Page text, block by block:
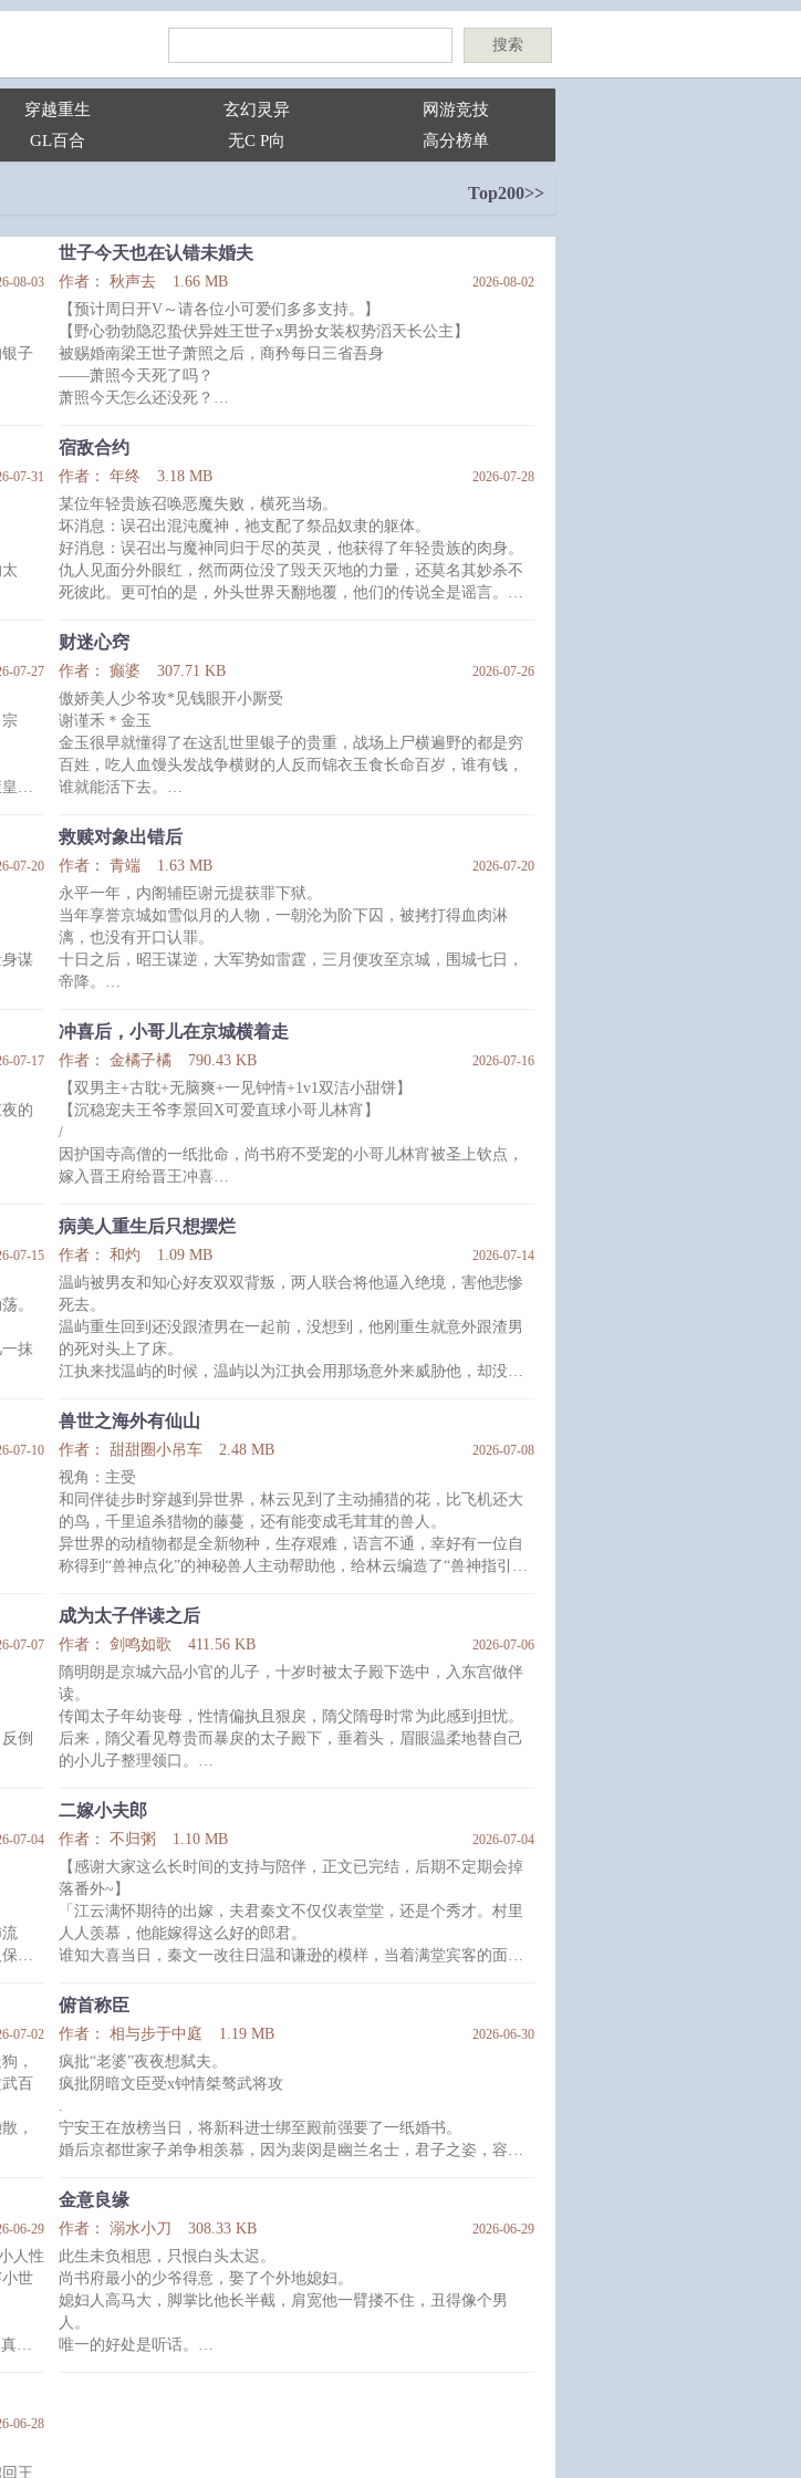
搜索
穿越重生 玄幻灵异
网游竞技
GL百合 无C P向 高分榜单
Top200>>
08-03
子
自
目
世子今天也在认错未婚夫
作者： 秋声去 1.66 MB 2026-08-02
【预计周日开V～请各位小可爱们多多支持。】
【野心勃勃隐忍蛰伏异姓王世子x男扮女装权势滔天长公主】
被赐婚南梁王世子萧照之后，商矜每日三省吾身
——萧照今天死了吗？
萧照今天怎么还没死？
*
商矜身份贵重，是手握煊赫权柄的长公主，醉心弄权。
——谁想夺他权位、抢他江山，他就要谁死。
萧照才智卓绝，是野心勃勃的异姓王世子，盘踞南梁。
——谁敢阻他霸业、 拦他皇途，他就要谁死。
这样的两个人，被定宁七年冬月的一道赐婚圣旨绑在了一起——
天家许嫁清河长公主商矜，赐婚南梁王
07-31
篡
光
宿敌合约
作者： 年终 3.18 MB 2026-07-28
某位年轻贵族召唤恶魔失败，横死当场。
坏消息：误召出混沌魔神，祂支配了祭品奴隶的躯体。
好消息：误召出与魔神同归于尽的英灵，他获得了年轻贵族的肉身。
仇人见面分外眼红，然而两位没了毁天灭地的力量，还莫名其妙杀不
死彼此。更可怕的是，外头世界天翻地覆，他们的传说全是谣言。
——
人设崩塌英雄攻 × 痛失躯壳魔神受
内容标签：
强强,欢喜冤家,异世大陆,西幻
07-27
跳
财迷心窍
作者： 癫婆 307.71 KB 2026-07-26
傲娇美人少爷攻*见钱眼开小厮受
谢谨禾＊金玉
金玉很早就懂得了在这乱世里银子的贵重，战场上尸横遍野的都是穷
百姓，吃人血馒头发战争横财的人反而锦衣玉食长命百岁，谁有钱，
谁就能活下去。
裴公子喜欢谢府二公子，金玉在谢府勤勤恳恳打探二公子消息；
裴公子吩咐要无微不至的照顾二公子，金玉殷勤得恨不得茅房都替二
公子上了。
裴公子又喜欢大公子了！
金玉：……
金玉二话不说扭头就调到大公子院子里去，只是……只是那个嫌这嫌
那的娇气包二公子为什么脸色那么难看？？
排雷
07-20
谋
人，
救赎对象出错后
作者： 青端 1.63 MB 2026-07-20
永平一年，内阁辅臣谢元提获罪下狱。
当年享誉京城如雪似月的人物，一朝沦为阶下囚，被拷打得血肉淋
漓，也没有开口认罪。
十日之后，昭王谋逆，大军势如雷霆，三月便攻至京城，围城七日，
帝降。
那双幽暗的双眸盯着他，抬起他的下颚，看不出神色：“谢元提，你选
错人了，知悔了吗？”
-
初见时，谢元提知道自己握着个救赎七皇子的剧本。
盛迟忌是宫里最不受宠的七皇子，举步维艰，但在亲眼见到盛迟忌将
身边内侍溺死在池中后，谢元提觉得盛迟忌天性狠烈暴戾，过于
07-17
的
为
冲喜后，小哥儿在京城横着走
作者： 金橘子橘 790.43 KB 2026-07-16
【双男主+古耽+无脑爽+一见钟情+1v1双洁小甜饼】
【沉稳宠夫王爷李景回X可爱直球小哥儿林宵】
/
因护国寺高僧的一纸批命，尚书府不受宠的小哥儿林宵被圣上钦点，
嫁入晋王府给晋王冲喜
全出了
出嫁后，林宵更是一点气都不会让自己受
什么侍郎公子太师爱孙，只要敢来挑衅他，他就让他们知道什么叫有
仇当场就报了
林宵在外面妥妥的一只炸毛小猫
而在自家王爷面前，林宵秒变可怜小猫，可怜巴巴望着自家王爷
“王爷，我可是你的救命恩人呀，只是教训一
07-15
。
抹
病美人重生后只想摆烂
作者： 和灼 1.09 MB 2026-07-14
温屿被男友和知心好友双双背叛，两人联合将他逼入绝境，害他悲惨
死去。
温屿重生回到还没跟渣男在一起前，没想到，他刚重生就意外跟渣男
的死对头上了床。
江执来找温屿的时候，温屿以为江执会用那场意外来威胁他，却没
好养的。
重度颜控的温屿引诱着傻乎乎的江执签了卖身契。
从那以后，温屿身边就多了一只只听他话的小狗。
习惯了江执无微不至的照顾，直到被江执压倒，温屿才反应过来，当
初傻乎乎的那个人其实是他才对。
不想重蹈覆辙，没想到，他最后还是养出了一
07-10
师
的
奈
兽世之海外有仙山
作者： 甜甜圈小吊车 2.48 MB 2026-07-08
视角：主受
和同伴徒步时穿越到异世界，林云见到了主动捕猎的花，比飞机还大
的鸟，千里追杀猎物的藤蔓，还有能变成毛茸茸的兽人。
异世界的动植物都是全新物种，生存艰难，语言不通，幸好有一位自
称得到“兽神点化”的神秘兽人主动帮助他，给林云编造了“兽神指引
恐怖的寒冬即将来临，所有人都在紧急收集物质，林云也不例外，到
达部落后就开始马不停蹄的劳动。
没有系统、没有异能，林云靠知识和经验，带着大家编藤筐改变运输
方式，大胆探寻新主粮，为提高工作效率制作各种新工具。在林云的
带领下，高山部落
07-07
倒
。
断
白
成为太子伴读之后
作者： 剑鸣如歌 411.56 KB 2026-07-06
隋明朗是京城六品小官的儿子，十岁时被太子殿下选中，入东宫做伴
读。
传闻太子年幼丧母，性情偏执且狠戾，隋父隋母时常为此感到担忧。
后来，隋父看见尊贵而暴戾的太子殿下，垂着头，眉眼温柔地替自己
的小儿子整理领口。
新帝顾温位处东宫时，喜怒不定，做事更全凭本心，不顾大局，甚至
为一名伴读杀死大将军之子，差点引得朝廷动荡。
然而登基之后——
一年诛权臣，三年定边疆，五年国库丰盈，海晏河清，四方土地万国
来朝。
朝臣们私下悄悄议论：陛下变了太多，仿佛从前的一切昏聩都是刻意
伪装的。
也有人反驳：陛下有一
07-04
全
凉
守
二嫁小夫郎
作者： 不归粥 1.10 MB 2026-07-04
【感谢大家这么长时间的支持与陪伴，正文已完结，后期不定期会掉
落番外~】
「江云满怀期待的出嫁，夫君秦文不仅仪表堂堂，还是个秀才。村里
人人羡慕，他能嫁得这么好的郎君。
谁知大喜当日，秦文一改往日温和谦逊的模样，当着满堂宾客的面，
江云相貌生的极好，还识文断字，是村里最出众的小哥儿。人人都说
他不像是村里的小哥儿，倒似镇上富贵人家的公子哥儿。
自江云十四岁后，家里的门槛，都差点让说媒的给踏平了。一直拖了
两年，这亲事才算是定下来，就是同村的秦文。秦文是秦家独
07-02
，
百
，
宦
俯首称臣
作者： 相与步于中庭 1.19 MB 2026-06-30
疯批“老婆”夜夜想弑夫。
疯批阴暗文臣受x钟情桀骜武将攻
.
宁安王在放榜当日，将新科进士绑至殿前强要了一纸婚书。
婚后京都世家子弟争相羡慕，因为裴闵是幽兰名士，君子之姿，容貌
萧律铭暗暗苦笑，只有他自己知道，以婚约为束缚，只是为了囚住这
个表里不一的疯子。
裴闵是条批了人皮的恶鬼，当世妲己。
他倒行逆施，祸国殃民。
萧律铭自以为更胜一筹，殊不知婚约本身就是陷阱，为请萧律铭入
彀，裴闵诱婚、委身……关起门来狎昵轻挑。
两人彼此暧昧纠缠，却又打心
06-29
人性
世
恶
！
金意良缘
作者： 溺水小刀 308.33 KB 2026-06-29
此生未负相思，只恨白头太迟。
尚书府最小的少爷得意，娶了个外地媳妇。
媳妇人高马大，脚掌比他长半截，肩宽他一臂搂不住，丑得像个男
人。
唯一的好处是听话。
06-28
王